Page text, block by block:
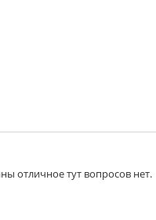
отличное тут вопросов нет.